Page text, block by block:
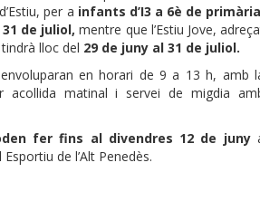
per a infants d’I3 a 6è de
de juliol, mentre que l’Estiu Jove,
lloc del 29 de juny al 31 de juliol.
en horari de 9 a 13 h, amb
acollida matinal i servei de migdia
fer fins al divendres 12 de juny
de l’Alt Penedès.